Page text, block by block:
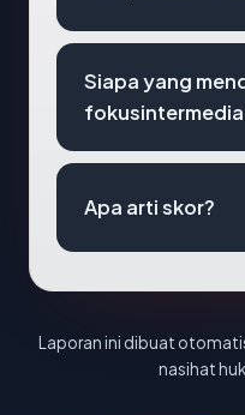
Siapa yang
Apa arti skor?
Laporan ini dibuat
nasihat